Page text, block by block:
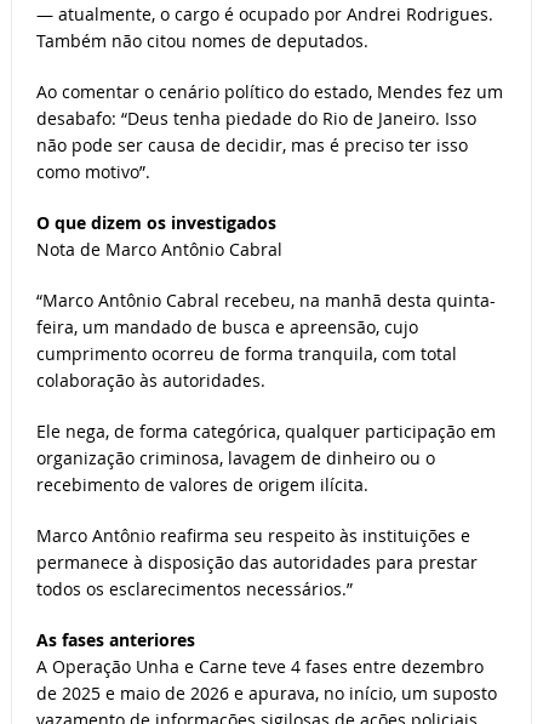
— atualmente, o cargo é ocupado por Andrei Rodrigues.
Também não citou nomes de deputados.
Ao comentar o cenário político do estado, Mendes fez um
desabafo: “Deus tenha piedade do Rio de Janeiro. Isso
não pode ser causa de decidir, mas é preciso ter isso
como motivo”.
O que dizem os investigados
Nota de Marco Antônio Cabral
“Marco Antônio Cabral recebeu, na manhã desta quinta-
feira, um mandado de busca e apreensão, cujo
cumprimento ocorreu de forma tranquila, com total
colaboração às autoridades.
Ele nega, de forma categórica, qualquer participação em
organização criminosa, lavagem de dinheiro ou o
recebimento de valores de origem ilícita.
Marco Antônio reafirma seu respeito às instituições e
permanece à disposição das autoridades para prestar
todos os esclarecimentos necessários.”
As fases anteriores
A Operação Unha e Carne teve 4 fases entre dezembro
de 2025 e maio de 2026 e apurava, no início, um suposto